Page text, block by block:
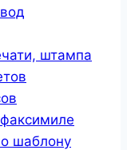
штампа
шаблону